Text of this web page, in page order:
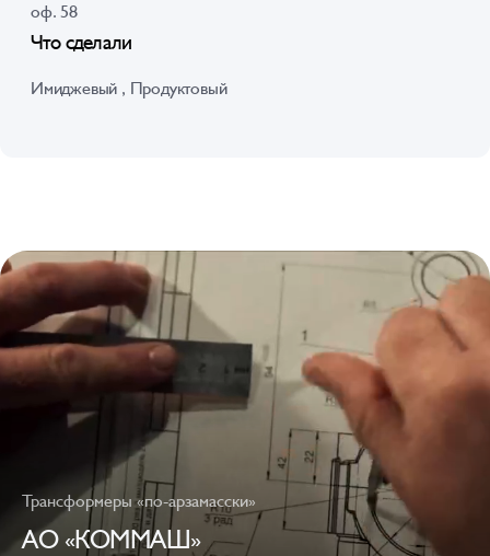
оф. 58
Что сделали
Имиджевый , Продуктовый
Трансформеры «по-арзамасски»
АО «КОММАШ»